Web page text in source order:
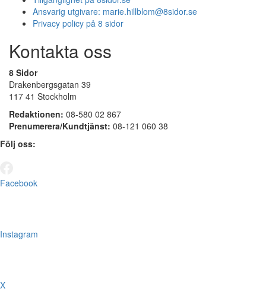
Ansvarig utgivare: marie.hillblom@8sidor.se
Privacy policy på 8 sidor
Kontakta oss
8 Sidor
Drakenbergsgatan 39
117 41 Stockholm
Redaktionen: 08-580 02 867
Prenumerera/Kundtjänst: 08-121 060 38
Följ oss:
Facebook
Instagram
X